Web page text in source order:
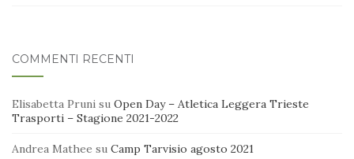
COMMENTI RECENTI
Elisabetta Pruni su Open Day – Atletica Leggera Trieste
Trasporti – Stagione 2021-2022
Andrea Mathee su Camp Tarvisio agosto 2021